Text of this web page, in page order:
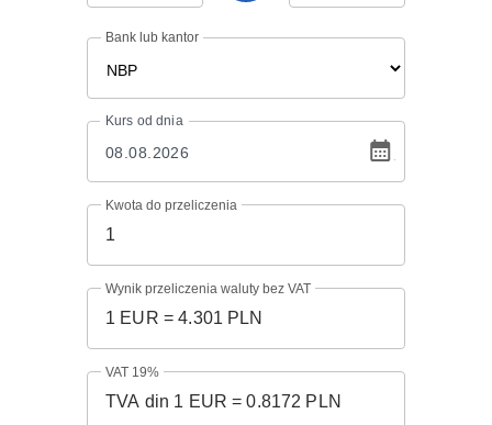
Bank lub kantor
Kurs od dnia
Kwota do przeliczenia
Wynik przeliczenia waluty bez VAT
VAT 19%